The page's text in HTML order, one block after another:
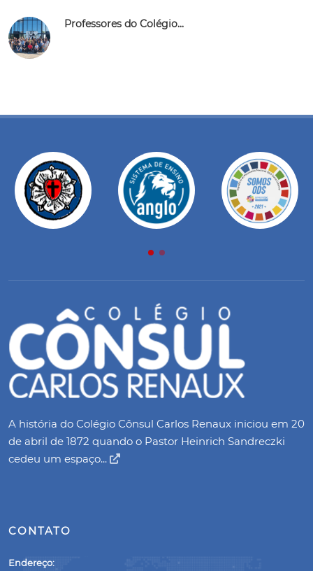
Professores do Colégio...
A história do Colégio Cônsul Carlos Renaux iniciou em 20
de abril de 1872 quando o Pastor Heinrich Sandreczki
cedeu um espaço...
CONTATO
Endereço: